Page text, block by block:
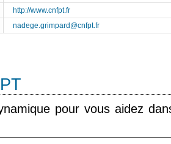
http://www.cnfpt.fr
nadege.grimpard@cnfpt.fr
pour vous aidez